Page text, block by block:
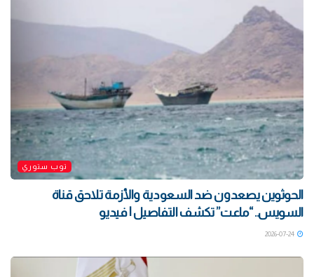
توب ستوري
الحوثوين يصعدون ضد السعودية والأزمة تلاحق قناة
السويس.. “ماعت” تكشف التفاصيل | فيديو